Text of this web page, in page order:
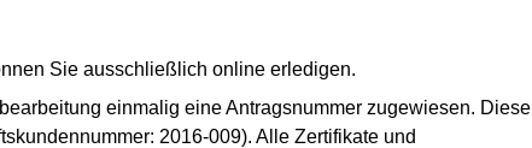
Sie ausschließlich online erledigen.
einmalig eine Antragsnummer zugewiesen. Diese
2016-009). Alle Zertifikate und